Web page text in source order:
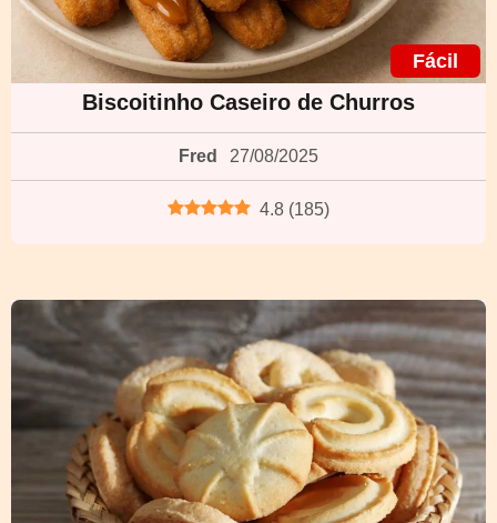
Fácil
Biscoitinho Caseiro de Churros
Fred 27/08/2025
4.8 (185)